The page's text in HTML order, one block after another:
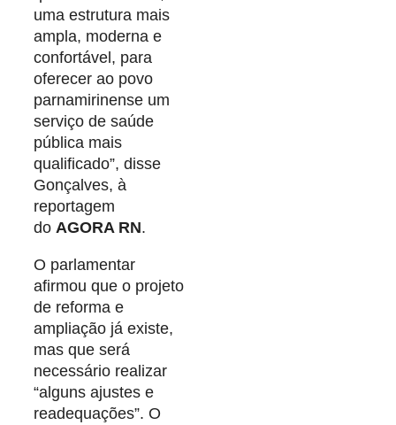
uma estrutura mais
ampla, moderna e
confortável, para
oferecer ao povo
parnamirinense um
serviço de saúde
pública mais
qualificado”, disse
Gonçalves, à
reportagem
do AGORA RN.
O parlamentar
afirmou que o projeto
de reforma e
ampliação já existe,
mas que será
necessário realizar
“alguns ajustes e
readequações”. O